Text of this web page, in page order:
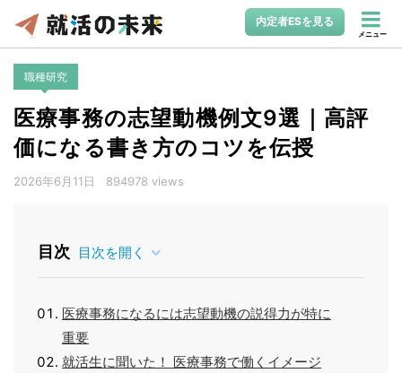
内定者ESを見る
メニュー
職種研究
医療事務の志望動機例文9選｜高評
価になる書き方のコツを伝授
2026年6月11日 894978 views
目次 目次を開く
医療事務になるには志望動機の説得力が特に
重要
就活生に聞いた！ 医療事務で働くイメージ